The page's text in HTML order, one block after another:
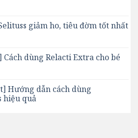
giảm ho, tiêu đờm tốt nhất
Cách dùng Relacti Extra cho bé
Hướng dẫn cách dùng
hiệu quả